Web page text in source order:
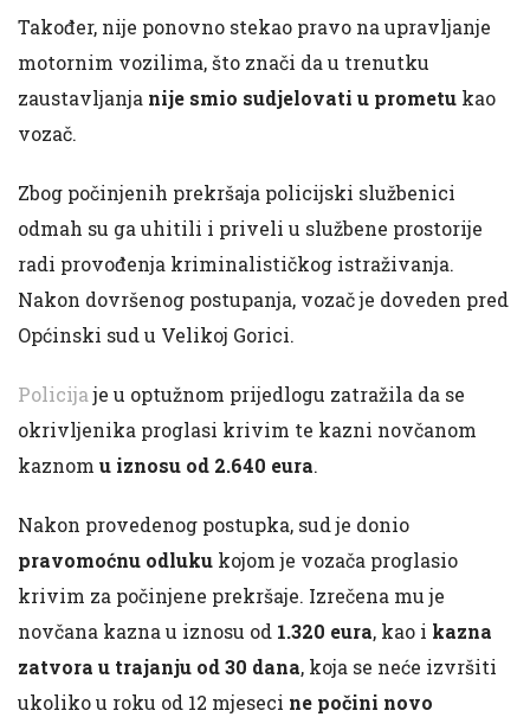
Također, nije ponovno stekao pravo na upravljanje
motornim vozilima, što znači da u trenutku
zaustavljanja nije smio sudjelovati u prometu kao
vozač.
Zbog počinjenih prekršaja policijski službenici
odmah su ga uhitili i priveli u službene prostorije
radi provođenja kriminalističkog istraživanja.
Nakon dovršenog postupanja, vozač je doveden pred
Općinski sud u Velikoj Gorici.
Policijaje u optužnom prijedlogu zatražila da se
okrivljenika proglasi krivim te kazni novčanom
kaznom u iznosu od 2.640 eura.
Nakon provedenog postupka, sud je donio
pravomoćnu odluku kojom je vozača proglasio
krivim za počinjene prekršaje. Izrečena mu je
novčana kazna u iznosu od 1.320 eura, kao i kazna
zatvora u trajanju od 30 dana, koja se neće izvršiti
ukoliko u roku od 12 mjeseci ne počini novo